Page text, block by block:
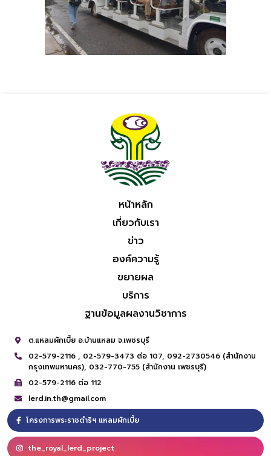
หน้าหลัก
เกี่ยวกับเรา
ข่าว
องค์ความรู้
ขยายผล
บริการ
ฐานข้อมูลผลงานวิชาการ
ต.แหลมผักเบี้ย อ.บ้านแหลม จ.เพชรบุรี
02-579-2116 , 02-579-3473 ต่อ 107, 092-2730546 (สำนักงาน
กรุงเทพมหานคร), 032-770-755 (สำนักงาน เพชรบุรี)
02-579-2116 ต่อ 112
lerd.in.th@gmail.com
โครงการพระราชดำริฯ แหลมผักเบี้ย
the_royal_lerd_project